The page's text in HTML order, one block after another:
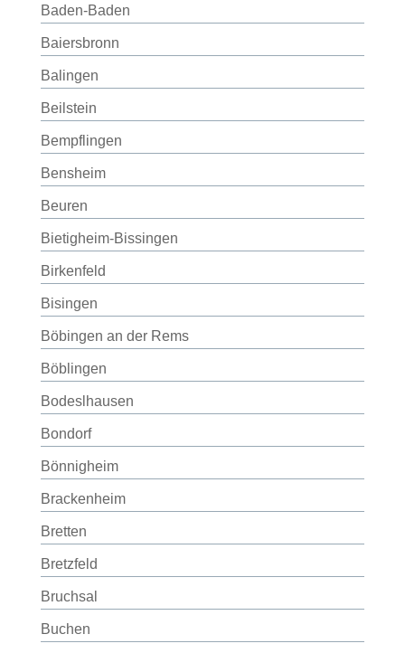
Baden-Baden
Baiersbronn
Balingen
Beilstein
Bempflingen
Bensheim
Beuren
Bietigheim-Bissingen
Birkenfeld
Bisingen
Böbingen an der Rems
Böblingen
Bodeslhausen
Bondorf
Bönnigheim
Brackenheim
Bretten
Bretzfeld
Bruchsal
Buchen